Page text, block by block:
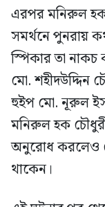
এরপর মনিরুল হক
সমর্থনে পুনরায়
স্পিকার তা নাকচ
মো. শহীদউদ্দিন
হুইপ মো. নূরুল
মনিরুল হক
অনুরোধ করলেও
থাকেন।